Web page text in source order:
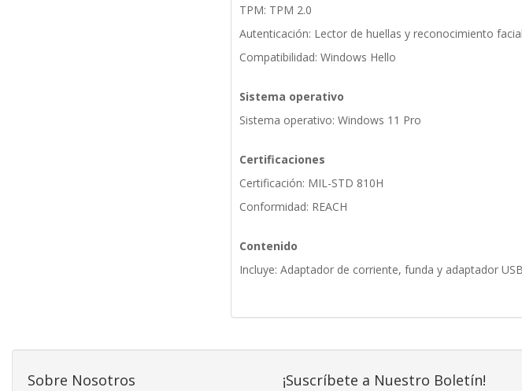
TPM: TPM 2.0
Autenticación: Lector de huellas y reconocimiento facial
Compatibilidad: Windows Hello
Sistema operativo
Sistema operativo: Windows 11 Pro
Certificaciones
Certificación: MIL-STD 810H
Conformidad: REACH
Contenido
Incluye: Adaptador de corriente, funda y adaptador
Sobre Nosotros ¡Suscríbete a Nuestro Boletín!